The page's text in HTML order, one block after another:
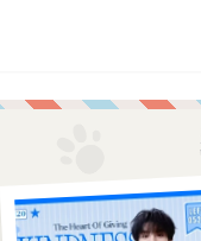
ความเค
เจ้าของโ
ส่งโครงก